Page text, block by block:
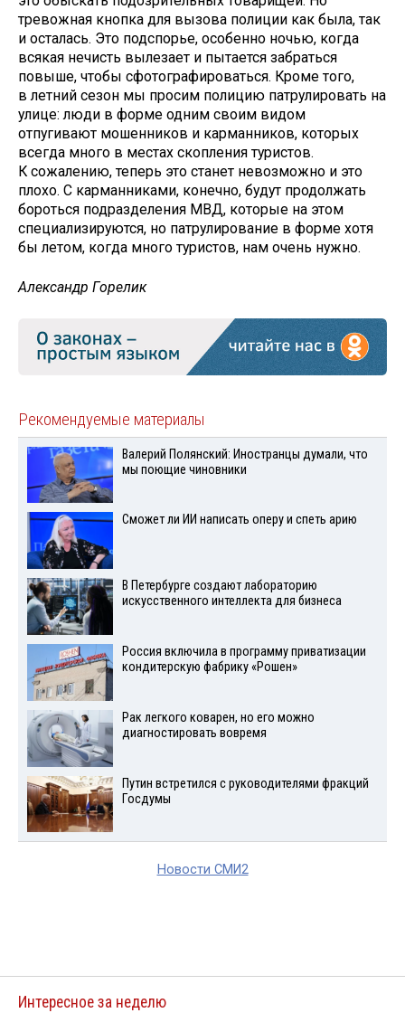
тревожная кнопка для вызова полиции как была, так
и осталась. Это подспорье, особенно ночью, когда
всякая нечисть вылезает и пытается забраться
повыше, чтобы сфотографироваться. Кроме того,
в летний сезон мы просим полицию патрулировать на
улице: люди в форме одним своим видом
отпугивают мошенников и карманников, которых
всегда много в местах скопления туристов.
К сожалению, теперь это станет невозможно и это
плохо. С карманниками, конечно, будут продолжать
бороться подразделения МВД, которые на этом
специализируются, но патрулирование в форме хотя
бы летом, когда много туристов, нам очень нужно.
Александр Горелик
Рекомендуемые материалы
Валерий Полянский: Иностранцы думали, что
мы поющие чиновники
Сможет ли ИИ написать оперу и спеть арию
В Петербурге создают лабораторию
искусственного интеллекта для бизнеса
Россия включила в программу приватизации
кондитерскую фабрику «Рошен»
Рак легкого коварен, но его можно
диагностировать вовремя
Путин встретился с руководителями фракций
Госдумы
Новости СМИ2
Интересное за неделю